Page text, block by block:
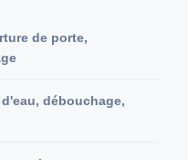
de porte,
débouchage,